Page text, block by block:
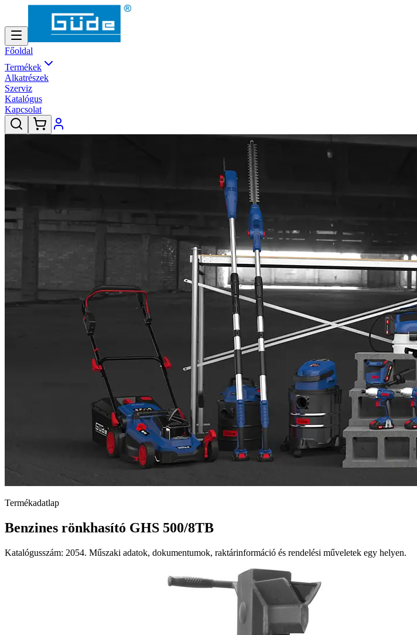
Főoldal
Termékek
Alkatrészek
Szerviz
Katalógus
Kapcsolat
Termékadatlap
Benzines rönkhasító GHS 500/8TB
Katalógusszám: 2054. Műszaki adatok, dokumentumok, raktárinformáció és rendelési műveletek egy helyen.